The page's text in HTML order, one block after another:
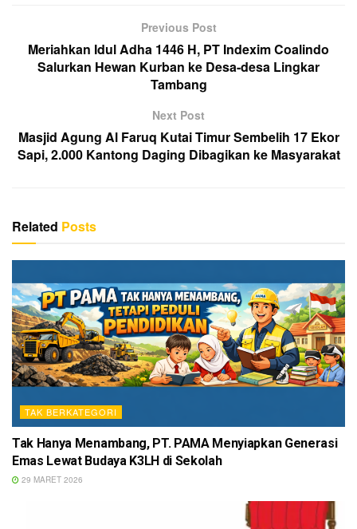
s
n
g
er
o
o
p
p
Previous Post
Meriahkan Idul Adha 1446 H, PT Indexim Coalindo
Salurkan Hewan Kurban ke Desa-desa Lingkar
Tambang
Next Post
Masjid Agung Al Faruq Kutai Timur Sembelih 17 Ekor
Sapi, 2.000 Kantong Daging Dibagikan ke Masyarakat
Related Posts
TAK BERKATEGORI
Tak Hanya Menambang, PT. PAMA Menyiapkan Generasi
Emas Lewat Budaya K3LH di Sekolah
29 MARET 2026